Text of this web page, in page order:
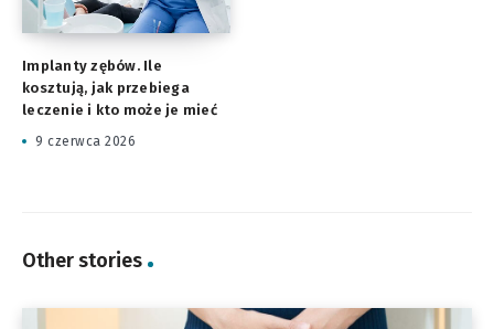
Implanty zębów. Ile
kosztują, jak przebiega
leczenie i kto może je mieć
9 czerwca 2026
Other stories